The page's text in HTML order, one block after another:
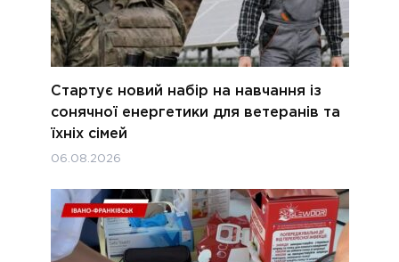
Стартує новий набір на навчання із
сонячної енергетики для ветеранів та
їхніх сімей
06.08.2026